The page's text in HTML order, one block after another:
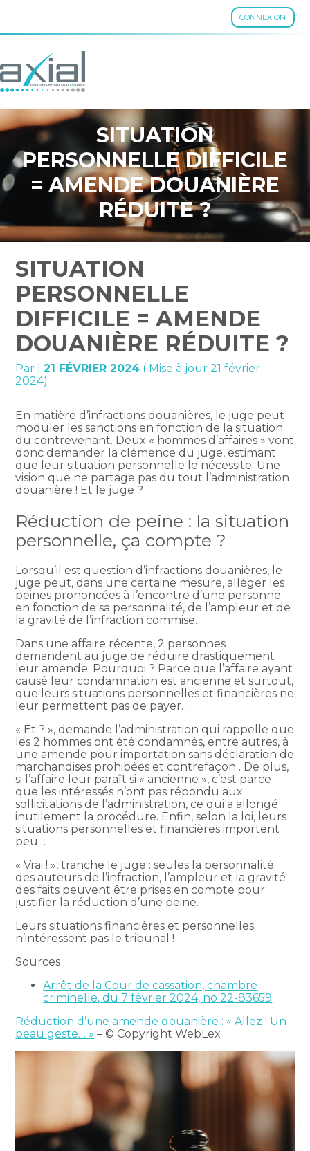
CONNEXION
Aller
au
SITUATION
PERSONNELLE DIFFICILE
= AMENDE DOUANIÈRE
RÉDUITE ?
SITUATION
PERSONNELLE
DIFFICILE = AMENDE
DOUANIÈRE RÉDUITE ?
Par |21 FÉVRIER 2024 ( Mise à jour 21 février
2024)
En matière d’infractions douanières, le juge peut
moduler les sanctions en fonction de la situation
du contrevenant. Deux « hommes d’affaires » vont
donc demander la clémence du juge, estimant
que leur situation personnelle le nécessite. Une
vision que ne partage pas du tout l’administration
douanière ! Et le juge ?
Réduction de peine : la situation
personnelle, ça compte ?
Lorsqu’il est question d’infractions douanières, le
juge peut, dans une certaine mesure, alléger les
peines prononcées à l’encontre d’une personne
en fonction de sa personnalité, de l’ampleur et de
la gravité de l’infraction commise.
Dans une affaire récente, 2 personnes
demandent au juge de réduire drastiquement
leur amende. Pourquoi ? Parce que l’affaire ayant
causé leur condamnation est ancienne et surtout,
que leurs situations personnelles et financières ne
leur permettent pas de payer…
« Et ? », demande l’administration qui rappelle que
les 2 hommes ont été condamnés, entre autres, à
une amende pour importation sans déclaration de
marchandises prohibées et contrefaçon . De plus,
si l’affaire leur paraît si « ancienne », c’est parce
que les intéressés n’ont pas répondu aux
sollicitations de l’administration, ce qui a allongé
inutilement la procédure. Enfin, selon la loi, leurs
situations personnelles et financières importent
peu…
« Vrai ! », tranche le juge : seules la personnalité
des auteurs de l’infraction, l’ampleur et la gravité
des faits peuvent être prises en compte pour
justifier la réduction d’une peine.
Leurs situations financières et personnelles
n’intéressent pas le tribunal !
Sources :
Arrêt de la Cour de cassation, chambre
criminelle, du 7 février 2024, no 22-83659
Réduction d’une amende douanière : « Allez ! Un
beau geste… » – © Copyright WebLex